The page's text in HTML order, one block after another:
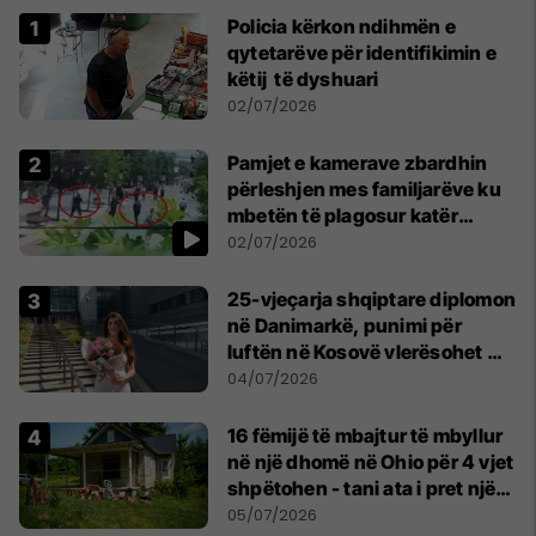
Policia kërkon ndihmën e
qytetarëve për identifikimin e
këtij të dyshuari
02/07/2026
Pamjet e kamerave zbardhin
përleshjen mes familjarëve ku
mbetën të plagosur katër
persona
02/07/2026
25-vjeçarja shqiptare diplomon
në Danimarkë, punimi për
luftën në Kosovë vlerësohet me
notën më të lartë
04/07/2026
16 fëmijë të mbajtur të mbyllur
në një dhomë në Ohio për 4 vjet
shpëtohen - tani ata i pret një
sfidë e madhe
05/07/2026